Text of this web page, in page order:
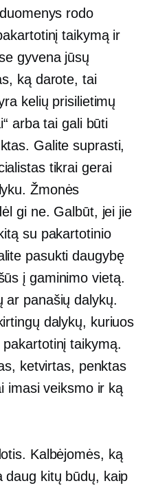
rodo
taikymą ir
gyvena jūsų
ką darote, tai
kelių prisilietimų
arba tai gali būti
Galite suprasti,
tikrai gerai
Žmonės
gi ne. Galbūt, jei jie
su pakartotinio
pasukti daugybę
į gaminimo vietą.
ar panašių dalykų.
dalykų, kuriuos
taikymą.
ketvirtas, penktas
imasi veiksmo ir ką
Kalbėjomės, ką
daug kitų būdų, kaip